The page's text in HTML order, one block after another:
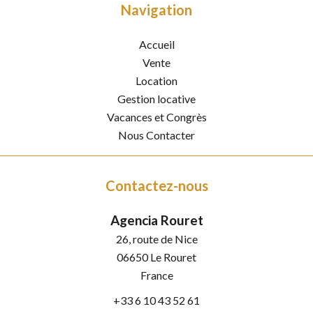
Navigation
Accueil
Vente
Location
Gestion locative
Vacances et Congrès
Nous Contacter
Contactez-nous
Agencia Rouret
26, route de Nice
06650Le Rouret
France
+33 6 10 43 52 61